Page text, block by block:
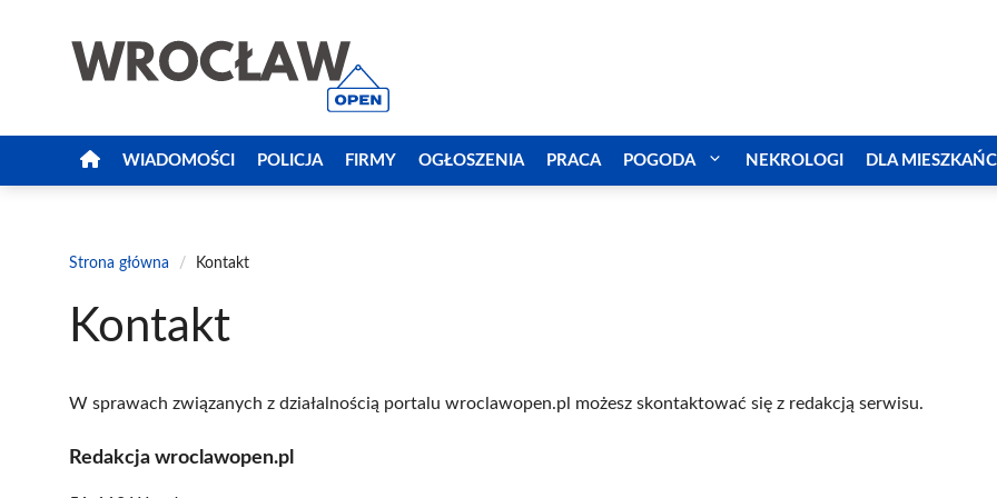
WIADOMOŚCI POLICJA FIRMY OGŁOSZENIA PRACA POGODA NEKROLOGI DLA
Strona główna / Kontakt
Kontakt
W sprawach związanych z działalnością portalu wroclawopen.pl możesz skontaktować się z redakcją serwisu.
Redakcja wroclawopen.pl